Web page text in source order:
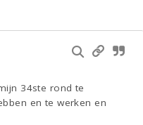
34ste rond te
en te werken en